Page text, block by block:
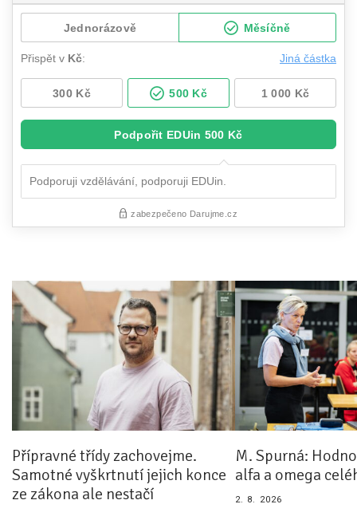
Přípravné třídy zachovejme.
Samotné vyškrtnutí jejich konce
ze zákona ale nestačí
M. Spurná:
alfa a omega
2. 8. 2026